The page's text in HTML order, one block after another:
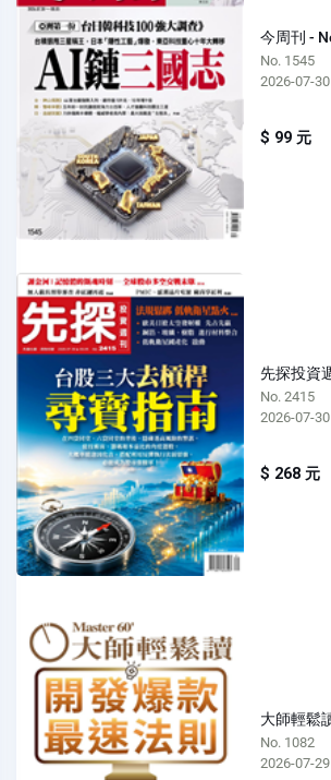
今周刊 -
No. 1545
2026-07-30
$ 99 元
先探投資
No. 2415
2026-07-30
$ 268 元
大師輕鬆
No. 1082
2026-07-29